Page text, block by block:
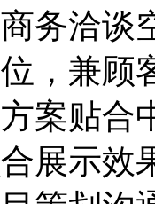
务洽谈
，兼顾
案贴合
展示效